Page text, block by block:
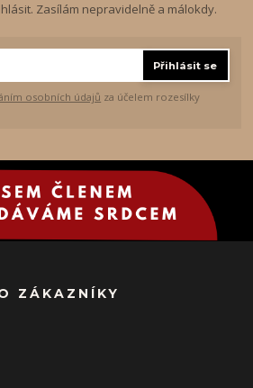
Zasílám nepravidelně a málokdy.
Přihlásit se
osobních údajů za účelem rozesílky
ZÁKAZNÍKY